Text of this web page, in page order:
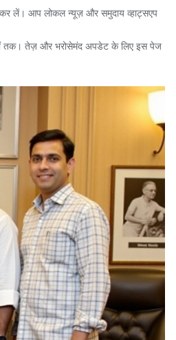
कर लें। आप लोकल न्यूज़ और समुदाय व्हाट्सएप
तक। तेज़ और भरोसेमंद अपडेट के लिए इस पेज